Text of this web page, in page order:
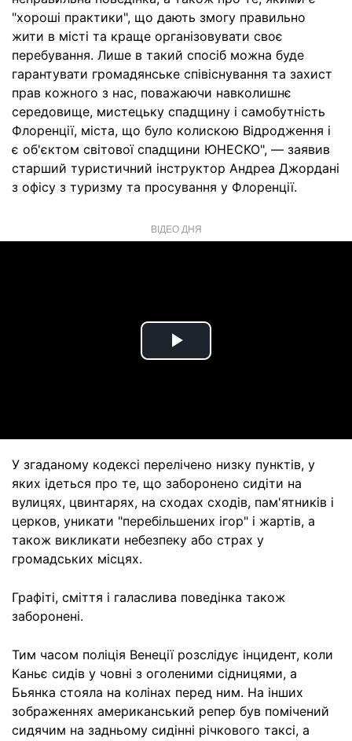
"хороші практики", що дають змогу правильно
жити в місті та краще організовувати своє
перебування. Лише в такий спосіб можна буде
гарантувати громадянське співіснування та захист
прав кожного з нас, поважаючи навколишнє
середовище, мистецьку спадщину і самобутність
Флоренції, міста, що було колискою Відродження і
є об'єктом світової спадщини ЮНЕСКО", — заявив
старший туристичний інструктор Андреа Джордані
з офісу з туризму та просування у Флоренції.
ВІДЕО ДНЯ
Play
У згаданому кодексі перелічено низку пунктів, у
яких ідеться про те, що заборонено сидіти на
вулицях, цвинтарях, на сходах сходів, пам'ятників і
церков, уникати "перебільшених ігор" і жартів, а
також викликати небезпеку або страх у
громадських місцях.
Графіті, сміття і галаслива поведінка також
заборонені.
Тим часом поліція Венеції розслідує інцидент, коли
Каньє сидів у човні з оголеними сідницями, а
Бьянка стояла на колінах перед ним. На інших
зображеннях американський репер був помічений
сидячим на задньому сидінні річкового таксі, а